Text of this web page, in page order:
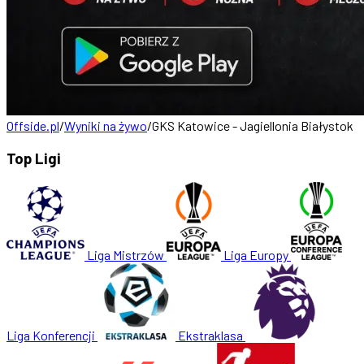
Offside.pl/Wyniki na żywo/GKS Katowice - Jagiellonia Białystok
Top Ligi
Liga Mistrzów Liga Europy
Liga Konferencji Ekstraklasa